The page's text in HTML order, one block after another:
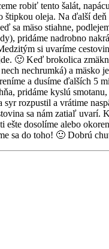
robiť tento šalát,
štipkou oleja. Na ďalší deň
sa mäso stiahne,
pridáme nadrobno
si uvaríme
🙂 Keď brokolica
nechrumká) a mäsko
a dusíme ďalších 5
pridáme kyslú
syr rozpustil a vrátime
sa nám zatiaľ uvarí.
ešte dosolíme alebo
sa do toho! 🙂 Dobrú